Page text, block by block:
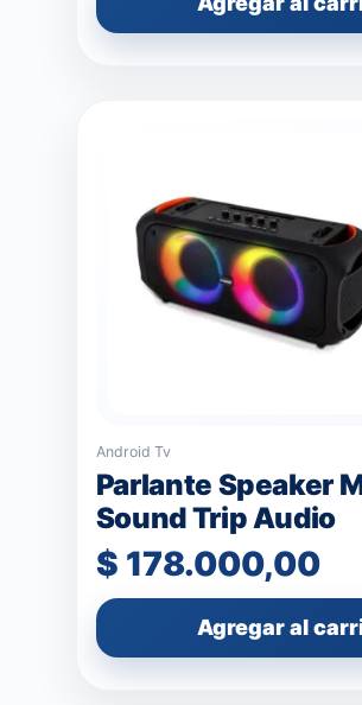
Android Tv
Parlante Speaker
Sound Trip Audio
$ 178.000,00
Agregar al